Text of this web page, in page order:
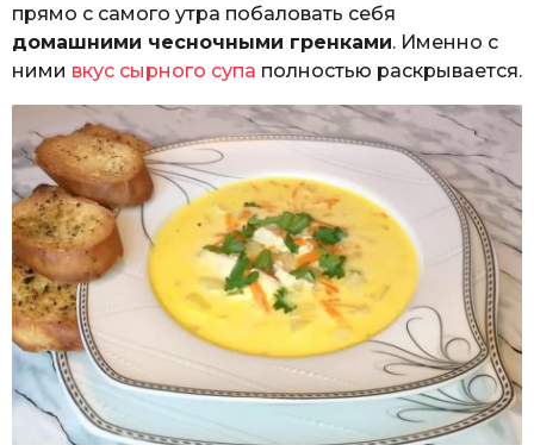
прямо с самого утра побаловать себя
домашними чесночными гренками. Именно с
ними вкус сырного супа полностью раскрывается.